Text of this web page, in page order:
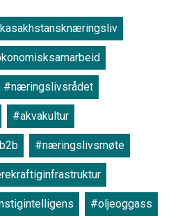
#næringslivsrådet
#akvakultur
#næringslivsmøte
#oljeoggass